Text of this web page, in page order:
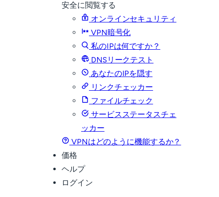
安全に閲覧する
オンラインセキュリティ
VPN暗号化
私のIPは何ですか？
DNSリークテスト
あなたのIPを隠す
リンクチェッカー
ファイルチェック
サービスステータスチェ
ッカー
VPNはどのように機能するか？
価格
ヘルプ
ログイン